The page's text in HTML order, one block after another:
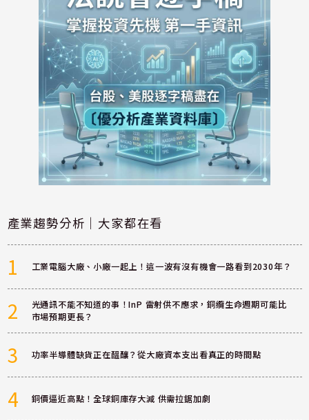
產業趨勢分析｜大家都在看
1 工業電腦大廠、小廠一起上！這一波有沒有機會一路看到2030年？
2
光通訊不能不知道的事！InP 雷射供不應求，銅纜生命週期可能比
市場預期更長？
3 功率半導體缺貨正在醞釀？從大廠資本支出看真正的時間點
4 銅價逼近高點！全球銅庫存大減 供需拉鋸加劇